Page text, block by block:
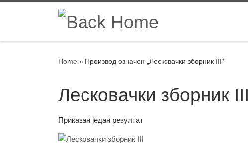
Skip to content
Home » Производ oзначен „Лесковачки зборник III“
Лесковачки зборник III
Приказан један резултат